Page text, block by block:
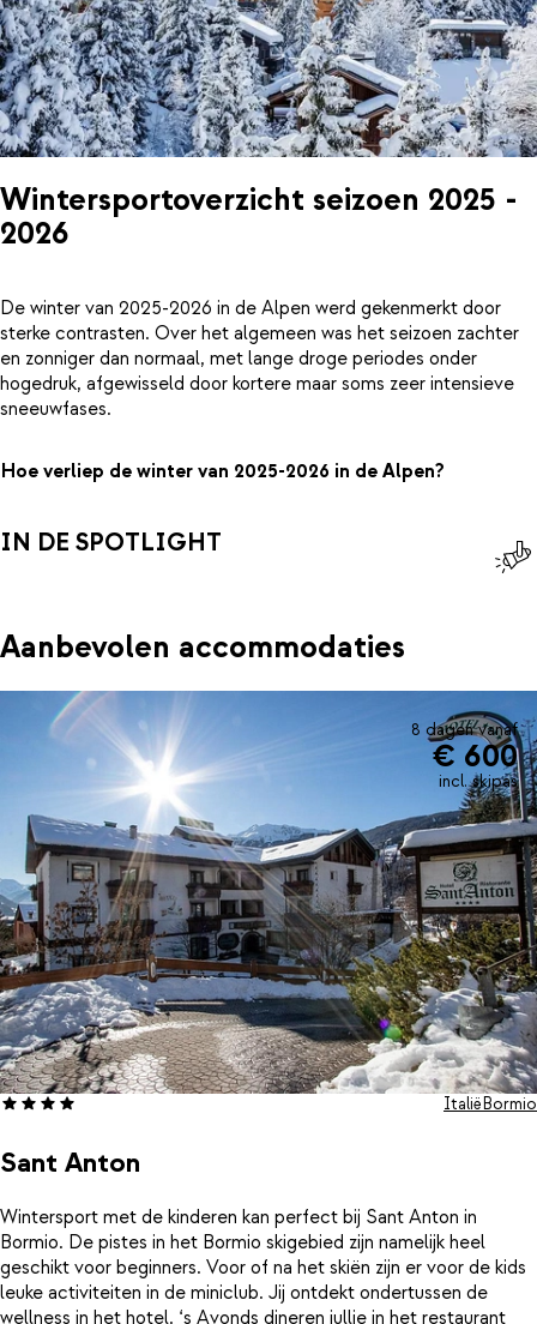
Wintersportoverzicht seizoen 2025 -
2026
De winter van 2025-2026 in de Alpen werd gekenmerkt door
sterke contrasten. Over het algemeen was het seizoen zachter
en zonniger dan normaal, met lange droge periodes onder
hogedruk, afgewisseld door kortere maar soms zeer intensieve
sneeuwfases.
Hoe verliep de winter van 2025-2026 in de Alpen?
IN DE SPOTLIGHT
Aanbevolen accommodaties
8 dagen vanaf
€ 600
incl. skipas
Sant Anton
ItaliëBormio
Wintersport met de kinderen kan perfect bij Sant Anton in
Bormio. De pistes in het Bormio skigebied zijn namelijk heel
geschikt voor beginners. Voor of na het skiën zijn er voor de kids
leuke activiteiten in de miniclub. Jij ontdekt ondertussen de
wellness in het hotel. ‘s Avonds dineren jullie in het restaurant